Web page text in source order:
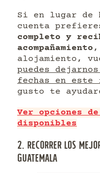
Si en lugar de
cuenta
completo y
acompañamiento ,
alojamiento,
puedes
fechas en este
gusto te
Ver opciones
disponibles
2. RECORRER LOS
GUATEMALA